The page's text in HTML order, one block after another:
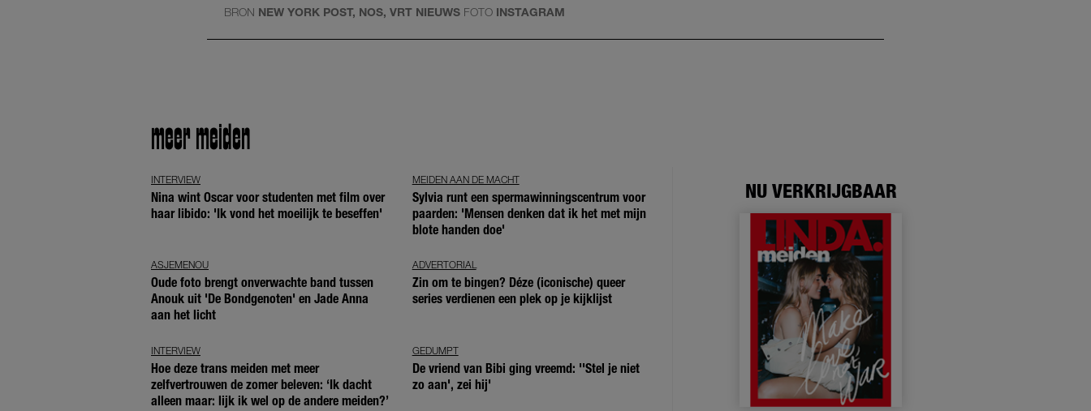
BRON NEW YORK POST, NOS, VRT NIEUWS FOTO INSTAGRAM
meer meiden
INTERVIEW
Nina wint Oscar voor studenten met film over
haar libido: 'Ik vond het moeilijk te beseffen'
MEIDEN AAN DE MACHT
Sylvia runt een spermawinningscentrum voor
paarden: 'Mensen denken dat ik het met mijn
blote handen doe'
ASJEMENOU
Oude foto brengt onverwachte band tussen
Anouk uit 'De Bondgenoten' en Jade Anna
aan het licht
ADVERTORIAL
Zin om te bingen? Déze (iconische) queer
series verdienen een plek op je kijklijst
INTERVIEW
Hoe deze trans meiden met meer
zelfvertrouwen de zomer beleven: ‘Ik dacht
alleen maar: lijk ik wel op de andere meiden?’
GEDUMPT
De vriend van Bibi ging vreemd: ''Stel je niet
zo aan', zei hij'
NU VERKRIJGBAAR